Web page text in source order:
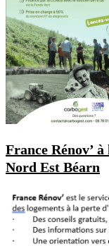
France Rénov’
Nord Est Béarn